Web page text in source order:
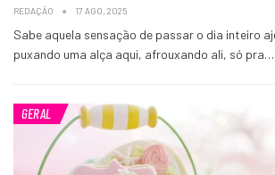
REDAÇÃO 17 AGO, 2025
Sabe aquela sensação de passar o dia inteiro
puxando uma alça aqui, afrouxando ali, só pra…
GERAL